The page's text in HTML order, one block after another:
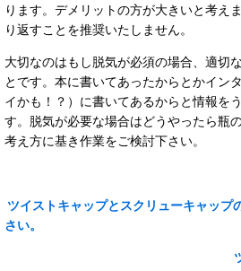
ります。デメリットの方が大きいと考え
り返すことを推奨いたしません。
大切なのはもし脱気が必須の場合、適切
とです。本に書いてあったからとかイン
イかも！？）に書いてあるからと情報を
す。脱気が必要な場合はどうやったら瓶
考え方に基き作業をご検討下さい。
ツイストキャップとスクリューキャップ
さい。